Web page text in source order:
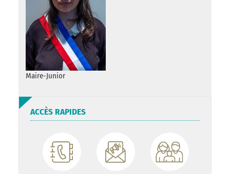
Maire-Junior
ACCÈS RAPIDES